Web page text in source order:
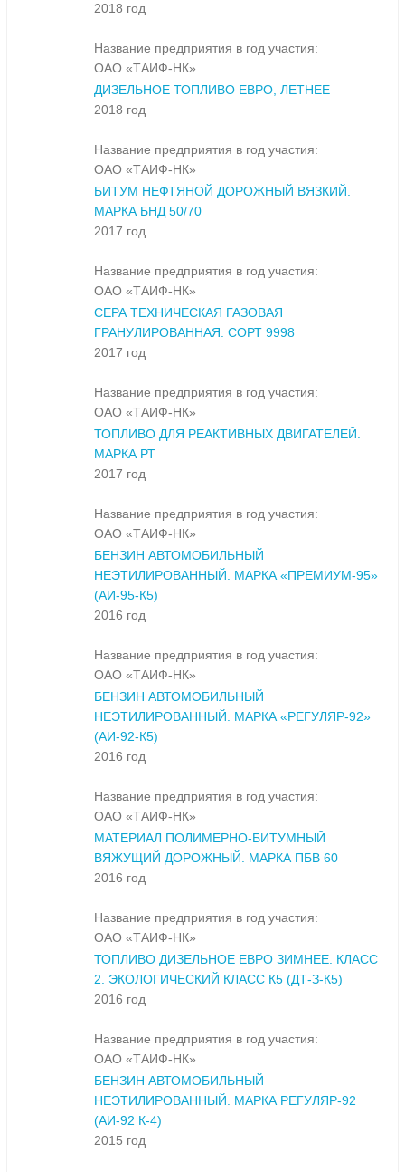
2018 год
Название предприятия в год участия:
ОАО «ТАИФ-НК»
ДИЗЕЛЬНОЕ ТОПЛИВО ЕВРО, ЛЕТНЕЕ
2018 год
Название предприятия в год участия:
ОАО «ТАИФ-НК»
БИТУМ НЕФТЯНОЙ ДОРОЖНЫЙ ВЯЗКИЙ.
МАРКА БНД 50/70
2017 год
Название предприятия в год участия:
ОАО «ТАИФ-НК»
СЕРА ТЕХНИЧЕСКАЯ ГАЗОВАЯ
ГРАНУЛИРОВАННАЯ. СОРТ 9998
2017 год
Название предприятия в год участия:
ОАО «ТАИФ-НК»
ТОПЛИВО ДЛЯ РЕАКТИВНЫХ ДВИГАТЕЛЕЙ.
МАРКА РТ
2017 год
Название предприятия в год участия:
ОАО «ТАИФ-НК»
БЕНЗИН АВТОМОБИЛЬНЫЙ
НЕЭТИЛИРОВАННЫЙ. МАРКА «ПРЕМИУМ-95»
(АИ-95-К5)
2016 год
Название предприятия в год участия:
ОАО «ТАИФ-НК»
БЕНЗИН АВТОМОБИЛЬНЫЙ
НЕЭТИЛИРОВАННЫЙ. МАРКА «РЕГУЛЯР-92»
(АИ-92-К5)
2016 год
Название предприятия в год участия:
ОАО «ТАИФ-НК»
МАТЕРИАЛ ПОЛИМЕРНО-БИТУМНЫЙ
ВЯЖУЩИЙ ДОРОЖНЫЙ. МАРКА ПБВ 60
2016 год
Название предприятия в год участия:
ОАО «ТАИФ-НК»
ТОПЛИВО ДИЗЕЛЬНОЕ ЕВРО ЗИМНЕЕ. КЛАСС
2. ЭКОЛОГИЧЕСКИЙ КЛАСС К5 (ДТ-З-К5)
2016 год
Название предприятия в год участия:
ОАО «ТАИФ-НК»
БЕНЗИН АВТОМОБИЛЬНЫЙ
НЕЭТИЛИРОВАННЫЙ. МАРКА РЕГУЛЯР-92
(АИ-92 К-4)
2015 год